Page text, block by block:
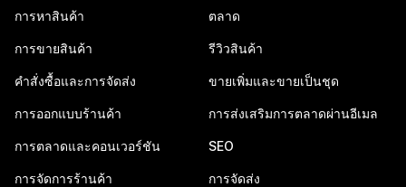
การหาสินค้า
การขายสินค้า
คำสั่งซื้อและการจัดส่ง
การออกแบบร้านค้า
การตลาดและคอนเวอร์ชัน
การจัดการร้านค้า
ตลาด
รีวิวสินค้า
ขายเพิ่มและขายเป็นชุด
การส่งเสริมการตลาดผ่านอีเมล
SEO
การจัดส่ง